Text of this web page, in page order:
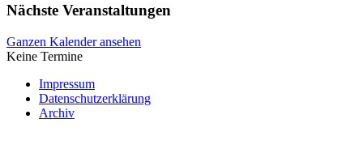
Nächste Veranstaltungen
Ganzen Kalender ansehen
Keine Termine
Impressum
Datenschutzerklärung
Archiv